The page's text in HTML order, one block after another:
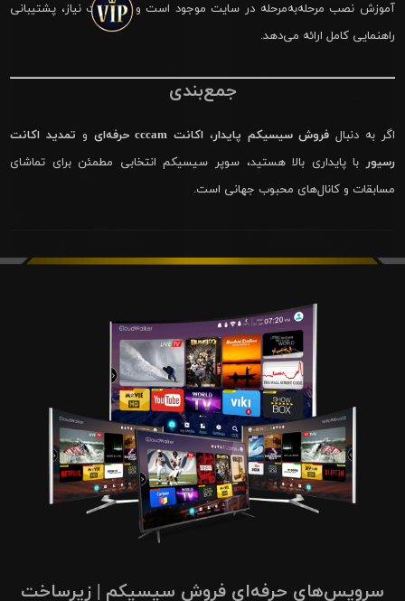
آموزش نصب مرحله‌به‌مرحله در سایت موجود است و در صورت نیاز، پشتیبانی
راهنمایی کامل ارائه می‌دهد.
جمع‌بندی
اگر به دنبال فروش سیسیکم پایدار، اکانت cccam حرفه‌ای و تمدید اکانت
رسیور با پایداری بالا هستید، سوپر سیسیکم انتخابی مطمئن برای تماشای
مسابقات و کانال‌های محبوب جهانی است.
سرویس‌های حرفه‌ای فروش سیسیکم | زیرساخت